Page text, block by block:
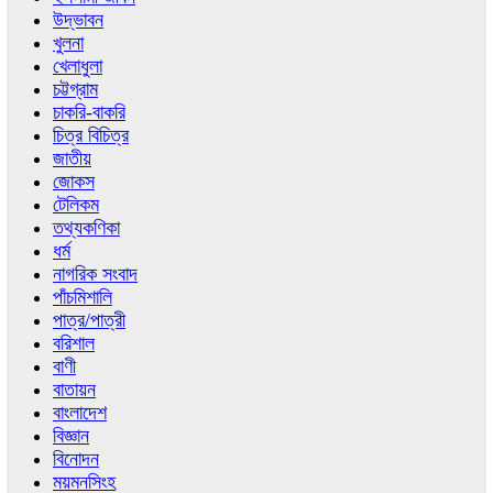
উদ্ভাবন
খুলনা
খেলাধুলা
চট্টগ্রাম
চাকরি-বাকরি
চিত্র বিচিত্র
জাতীয়
জোকস
টেলিকম
তথ্যকণিকা
ধর্ম
নাগরিক সংবাদ
পাঁচমিশালি
পাত্র/পাত্রী
বরিশাল
বাণী
বাতায়ন
বাংলাদেশ
বিজ্ঞান
বিনোদন
ময়মনসিংহ